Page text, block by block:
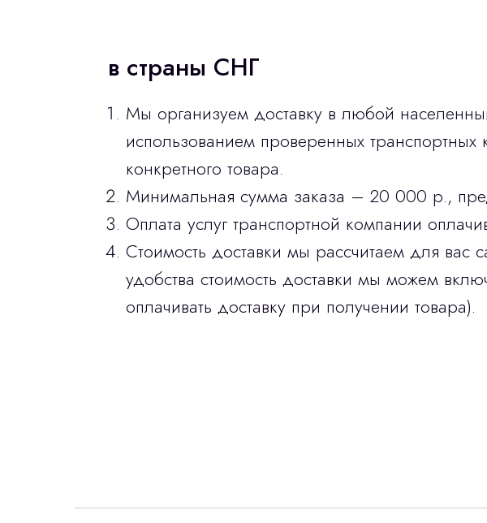
в страны СНГ
Мы организуем доставку в любой
использованием проверенных
конкретного товара.
Минимальная сумма заказа – 20 000 р.,
Оплата услуг транспортной компании
Стоимость доставки мы рассчитаем для
удобства стоимость доставки мы можем
оплачивать доставку при получении товара).